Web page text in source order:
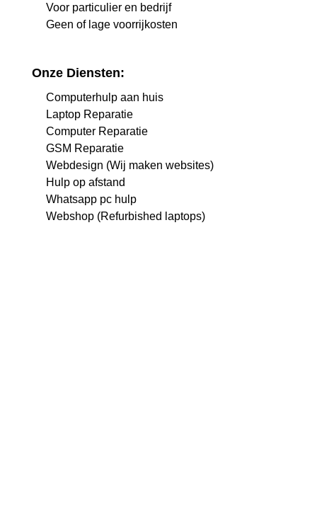
Voor particulier en bedrijf
Geen of lage voorrijkosten
Onze Diensten:
Computerhulp aan huis
Laptop Reparatie
Computer Reparatie
GSM Reparatie
Webdesign (Wij maken websites)
Hulp op afstand
Whatsapp pc hulp
Webshop (Refurbished laptops)